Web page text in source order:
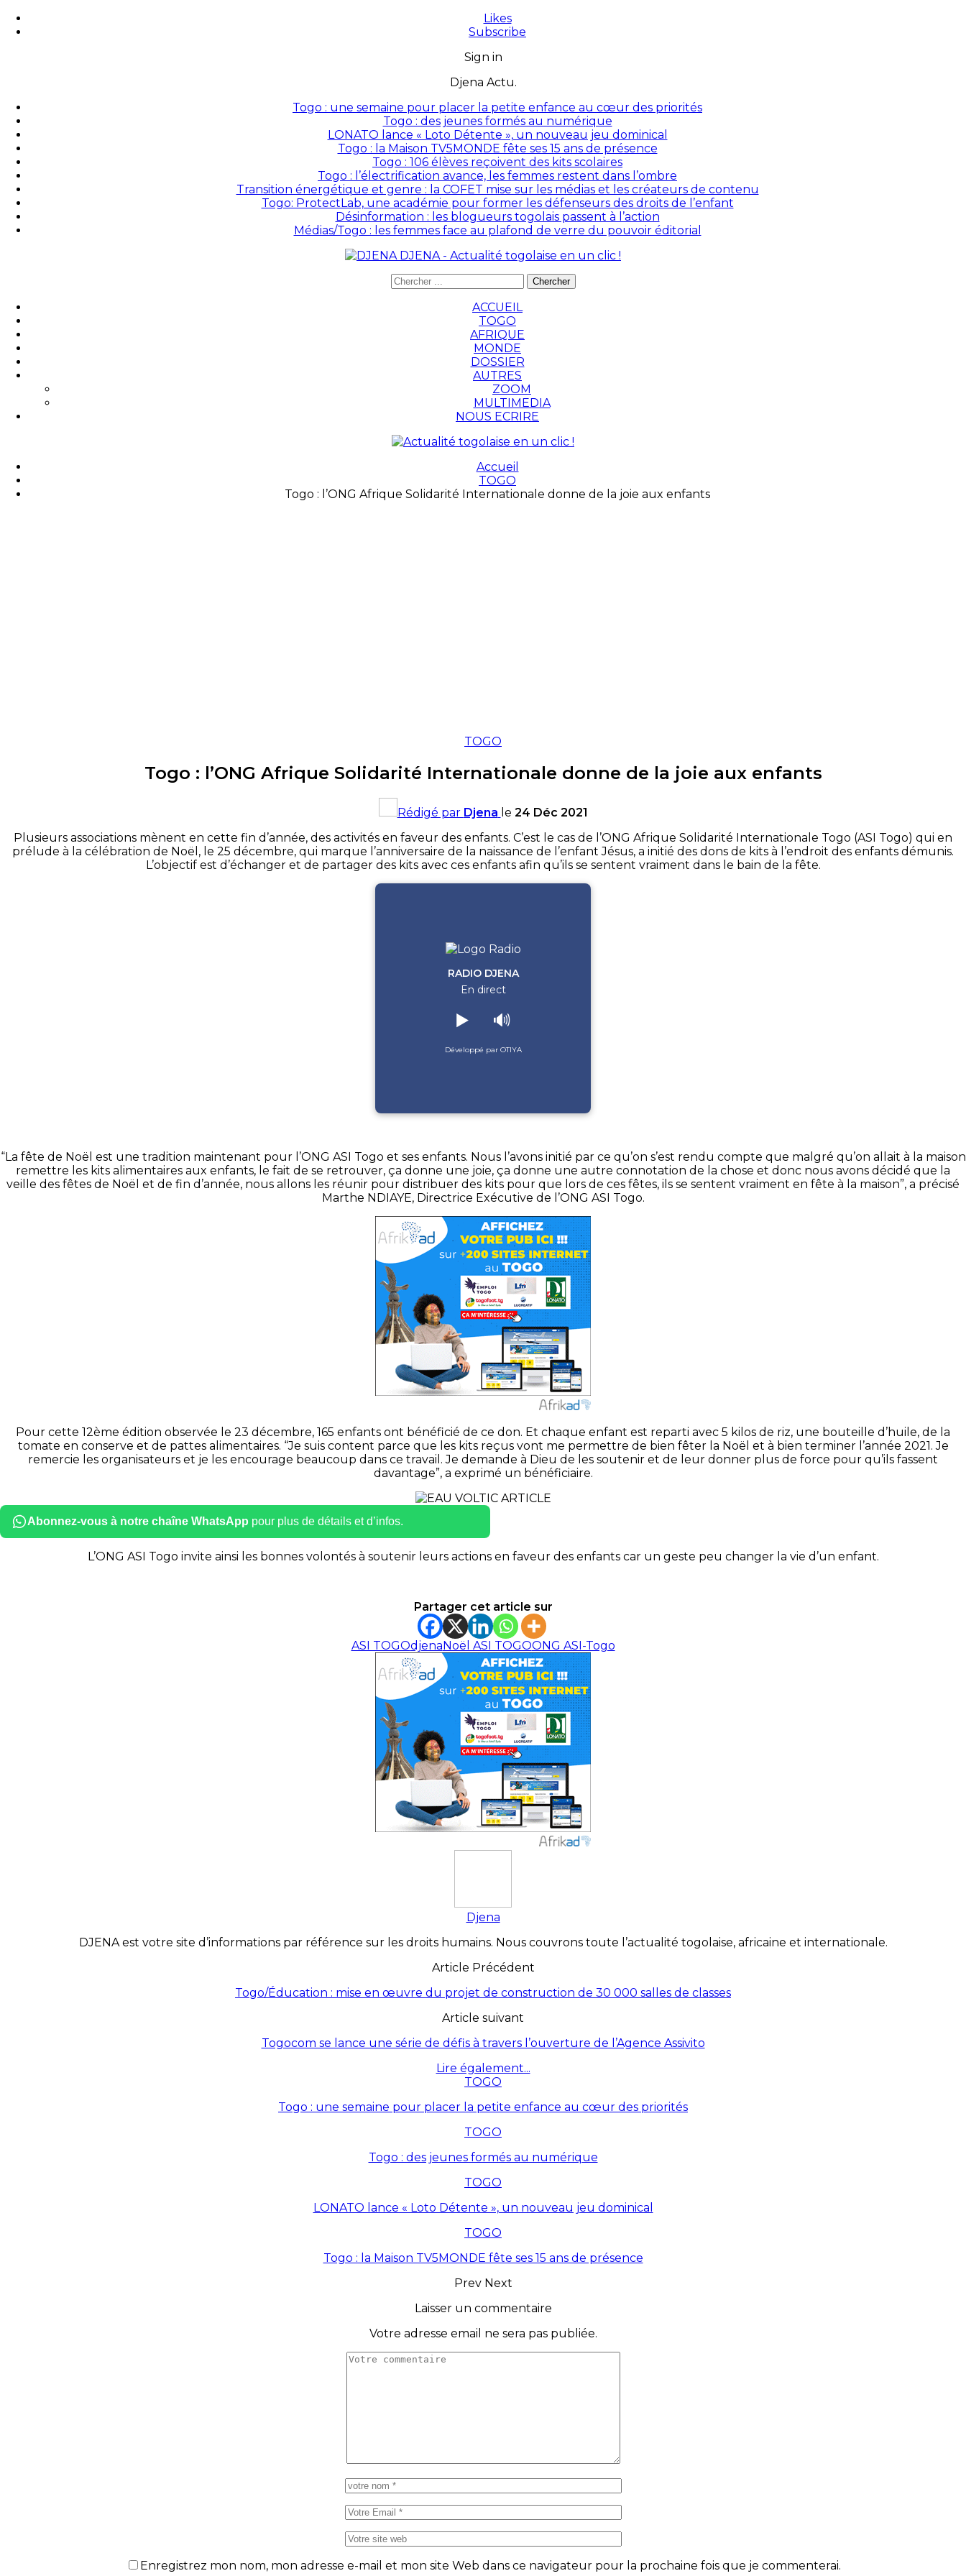
Likes
Subscribe
Sign in
Djena Actu.
Togo : une semaine pour placer la petite enfance au cœur des priorités
Togo : des jeunes formés au numérique
LONATO lance « Loto Détente », un nouveau jeu dominical
Togo : la Maison TV5MONDE fête ses 15 ans de présence
Togo : 106 élèves reçoivent des kits scolaires
Togo : l’électrification avance, les femmes restent dans l’ombre
Transition énergétique et genre : la COFET mise sur les médias et les créateurs de contenu
Togo: ProtectLab, une académie pour former les défenseurs des droits de l’enfant
Désinformation : les blogueurs togolais passent à l’action
Médias/Togo : les femmes face au plafond de verre du pouvoir éditorial
DJENA - Actualité togolaise en un clic !
ACCUEIL
TOGO
AFRIQUE
MONDE
DOSSIER
AUTRES
ZOOM
MULTIMEDIA
NOUS ECRIRE
Accueil
TOGO
Togo : l’ONG Afrique Solidarité Internationale donne de la joie aux enfants
TOGO
Togo : l’ONG Afrique Solidarité Internationale donne de la joie aux enfants
Rédigé par Djena le 24 Déc 2021
Plusieurs associations mènent en cette fin d’année, des activités en faveur des enfants. C’est le cas de l’ONG Afrique Solidarité Internationale Togo (ASI Togo) qui en
prélude à la célébration de Noël, le 25 décembre, qui marque l’anniversaire de la naissance de l’enfant Jésus, a initié des dons de kits à l’endroit des enfants démunis.
L’objectif est d’échanger et de partager des kits avec ces enfants afin qu’ils se sentent vraiment dans le bain de la fête.
RADIO DJENA
En direct
▶️ 🔊
Développé par OTIYA
“La fête de Noël est une tradition maintenant pour l’ONG ASI Togo et ses enfants. Nous l’avons initié par ce qu’on s’est rendu compte que malgré qu’on allait à la maison
remettre les kits alimentaires aux enfants, le fait de se retrouver, ça donne une joie, ça donne une autre connotation de la chose et donc nous avons décidé que la
veille des fêtes de Noël et de fin d’année, nous allons les réunir pour distribuer des kits pour que lors de ces fêtes, ils se sentent vraiment en fête à la maison”, a précisé
Marthe NDIAYE, Directrice Exécutive de l’ONG ASI Togo.
Pour cette 12ème édition observée le 23 décembre, 165 enfants ont bénéficié de ce don. Et chaque enfant est reparti avec 5 kilos de riz, une bouteille d’huile, de la
tomate en conserve et de pattes alimentaires. “Je suis content parce que les kits reçus vont me permettre de bien fêter la Noël et à bien terminer l’année 2021. Je
remercie les organisateurs et je les encourage beaucoup dans ce travail. Je demande à Dieu de les soutenir et de leur donner plus de force pour qu’ils fassent
davantage”, a exprimé un bénéficiaire.
Abonnez-vous à notre chaîne WhatsApp pour plus de détails et d’infos.
L’ONG ASI Togo invite ainsi les bonnes volontés à soutenir leurs actions en faveur des enfants car un geste peu changer la vie d’un enfant.
Partager cet article sur
ASI TOGOdjenaNoël ASI TOGOONG ASI-Togo
Djena
DJENA est votre site d’informations par référence sur les droits humains. Nous couvrons toute l’actualité togolaise, africaine et internationale.
Article Précédent
Togo/Éducation : mise en œuvre du projet de construction de 30 000 salles de classes
Article suivant
Togocom se lance une série de défis à travers l’ouverture de l’Agence Assivito
Lire également...
TOGO
Togo : une semaine pour placer la petite enfance au cœur des priorités
TOGO
Togo : des jeunes formés au numérique
TOGO
LONATO lance « Loto Détente », un nouveau jeu dominical
TOGO
Togo : la Maison TV5MONDE fête ses 15 ans de présence
Prev Next
Laisser un commentaire
Votre adresse email ne sera pas publiée.
Enregistrez mon nom, mon adresse e-mail et mon site Web dans ce navigateur pour la prochaine fois que je commenterai.